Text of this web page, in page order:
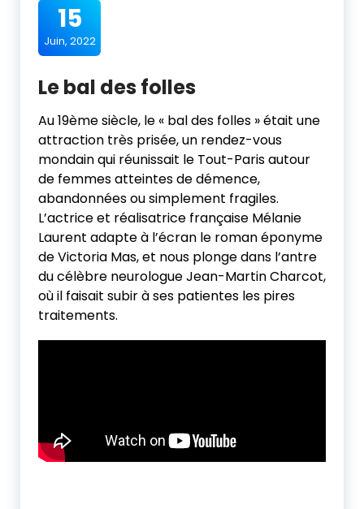
15
Juin, 2022
Le bal des folles
Au 19ème siècle, le « bal des folles » était une
attraction très prisée, un rendez-vous
mondain qui réunissait le Tout-Paris autour
de femmes atteintes de démence,
abandonnées ou simplement fragiles.
L’actrice et réalisatrice française Mélanie
Laurent adapte à l’écran le roman éponyme
de Victoria Mas, et nous plonge dans l’antre
du célèbre neurologue Jean-Martin Charcot,
où il faisait subir à ses patientes les pires
traitements.